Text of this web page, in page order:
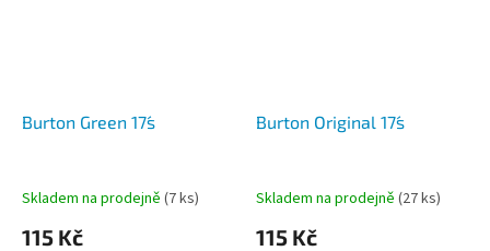
Burton Green 17´s
Skladem na prodejně (7 ks)
115 Kč
Burton Original 17´s
Skladem na prodejně (27 ks)
115 Kč